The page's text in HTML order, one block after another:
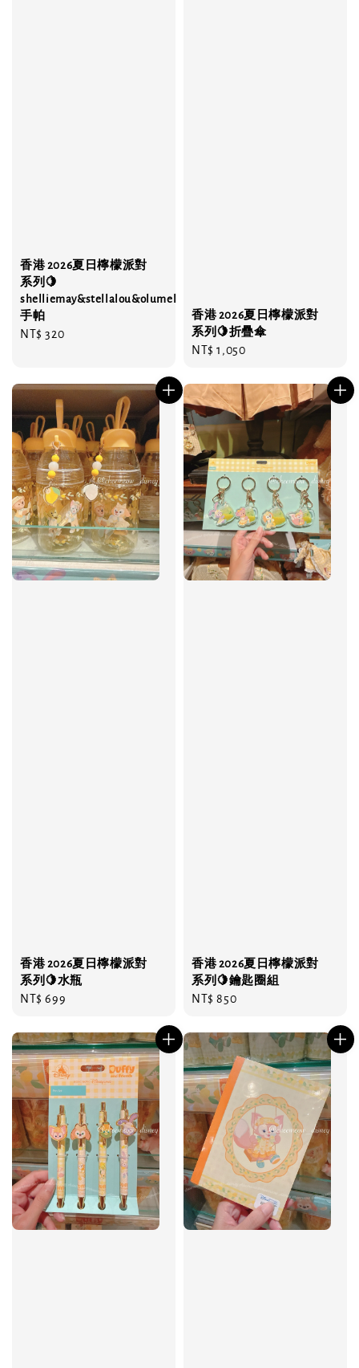
香港 2026夏日檸檬派對
系列🍋
shelliemay&stellalou&olumel
手帕
Regular
NT$ 320
香港 2026夏日檸檬派對
系列🍋折疊傘
Regular
NT$ 1,050
香港 2026夏日檸檬派對
系列🍋水瓶
Regular
NT$ 699
香港 2026夏日檸檬派對
系列🍋鑰匙圈組
Regular
NT$ 850